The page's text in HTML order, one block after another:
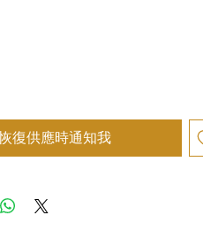
復供應時通知我